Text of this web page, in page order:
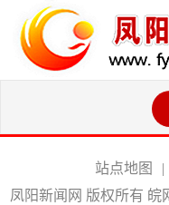
站点地图 |
凤阳新闻网 版权所有 皖